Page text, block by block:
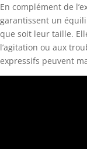
En complément de
garantissent un
que soit leur taille.
l’agitation ou aux
expressifs peuvent